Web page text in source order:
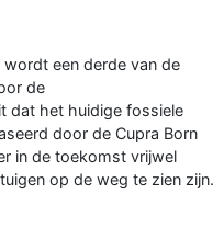
een derde van de
de
dat het huidige fossiele
door de Cupra Born
in de toekomst vrijwel
op de weg te zien zijn.